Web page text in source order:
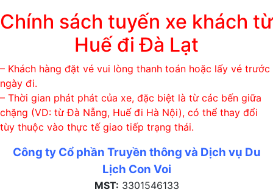
Chính sách tuyến xe khách từ
Huế đi Đà Lạt
– Khách hàng đặt vé vui lòng thanh toán hoặc lấy vé trước
ngày đi.
– Thời gian phát phát của xe, đặc biệt là từ các bến giữa
chặng (VD: từ Đà Nẵng, Huế đi Hà Nội), có thể thay đổi
tùy thuộc vào thực tế giao tiếp trạng thái.
Công ty Cổ phần Truyền thông và Dịch vụ Du
Lịch Con Voi
MST: 3301546133